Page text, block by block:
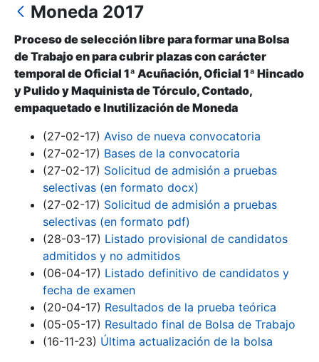
Show/Hide
Show/Hide
Show/Hide
Moneda 2017
Proceso de selección libre para formar una Bolsa
de Trabajo en para cubrir plazas con carácter
temporal de Oficial 1ª Acuñación, Oficial 1ª Hincado
y Pulido y Maquinista de Tórculo, Contado,
empaquetado e Inutilización de Moneda
(27-02-17) Aviso de nueva convocatoria
(27-02-17) Bases de la convocatoria
(27-02-17) Solicitud de admisión a pruebas
selectivas (en formato docx)
(27-02-17) Solicitud de admisión a pruebas
selectivas (en formato pdf)
(28-03-17) Listado provisional de candidatos
admitidos y no admitidos
(06-04-17) Listado definitivo de candidatos y
fecha de examen
(20-04-17) Resultados de la prueba teórica
(05-05-17) Resultado final de Bolsa de Trabajo
(16-11-23) Última actualización de la bolsa